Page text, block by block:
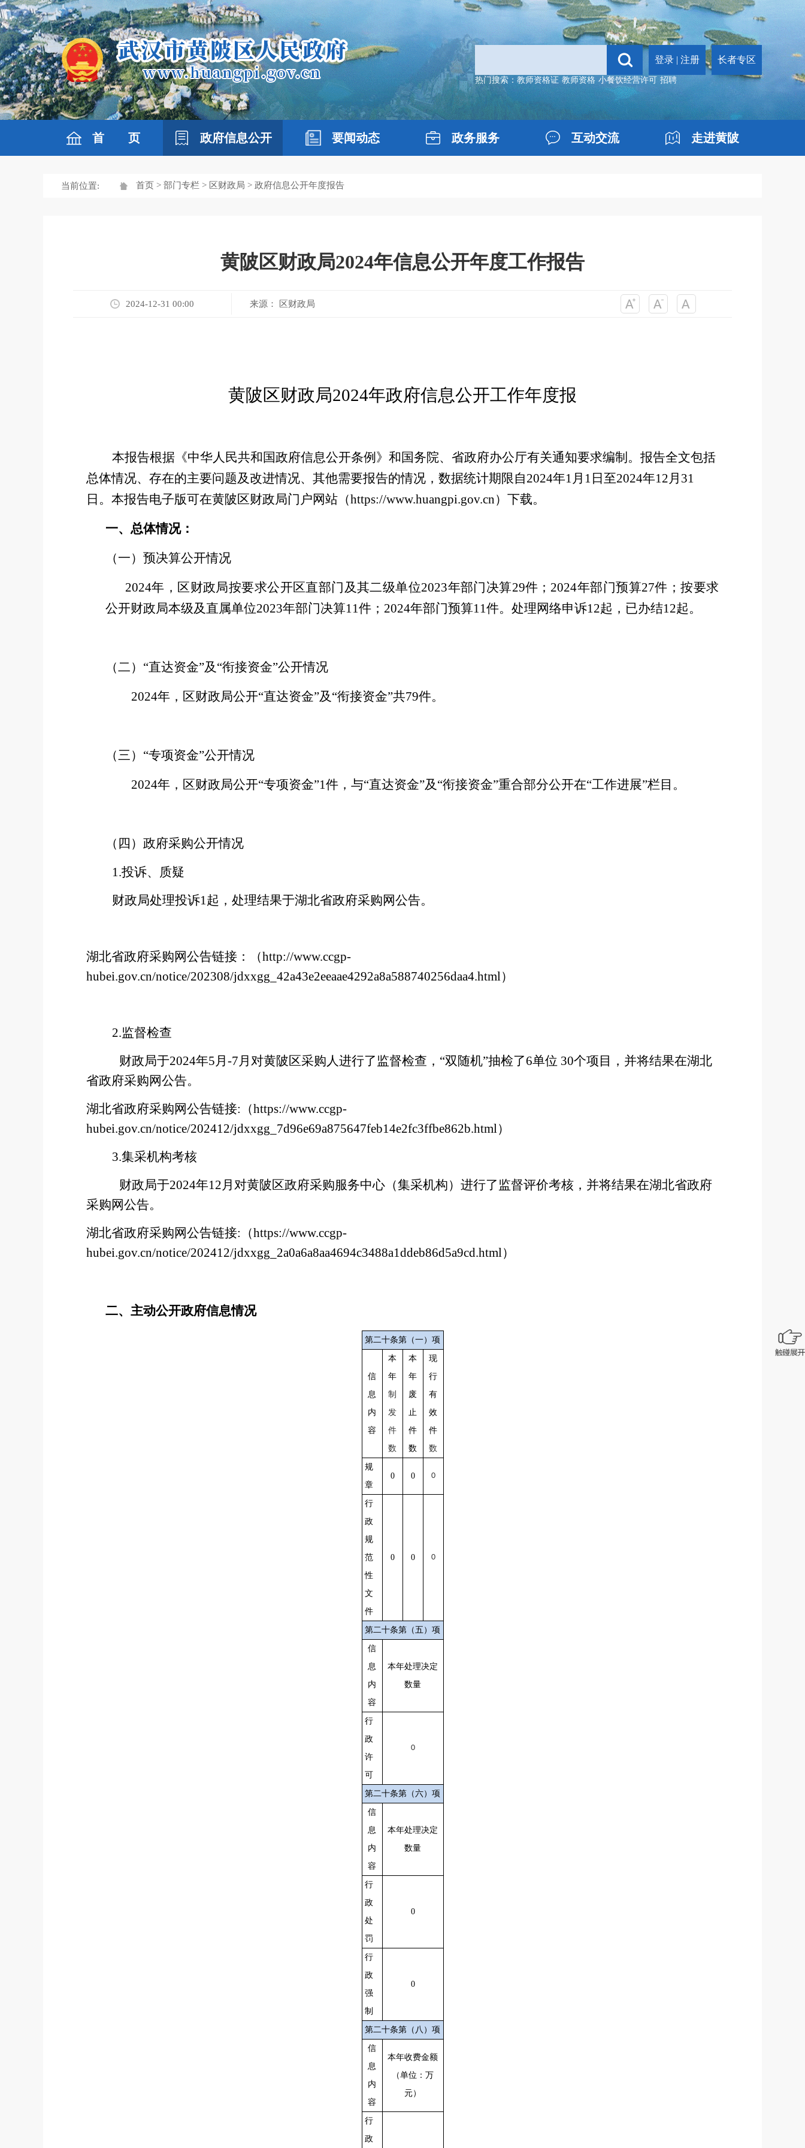
登录 | 注册 长者专区
热门搜索： 教师资格证 教师资格 小餐饮经营许可 招聘
首 页 政府信息公开 要闻动态 政务服务 互动交流 走进黄陂
当前位置: 首页 > 部门专栏 > 区财政局 > 政府信息公开年度报告
黄陂区财政局2024年信息公开年度工作报告
2024-12-31 00:00 来源： 区财政局
黄陂区财政局2024年政府信息公开工作年度报
本报告根据 《中华人民共和国政府信息公开条例》和国务院、省政府办公厅有关通知要求编制。报告全文包括
总体情况、存在的主要问题及改进情况、其他需要报告的情况，数据统计期限自2024年1月1日至2024年12月31
日。本报告电子版可在黄陂区财政局门户网站（https://www.huangpi.gov.cn）下载。
一、 总体情况：
（一） 预决算公开情况
2024年，区财政局按要求公开区直部门及其二级单位2023年部门决算29件； 2024年部门预算27件；按要求
公开财政局本级及直属单位2023年部门决算11件； 2024年部门预算11件。处理网络申诉12起，已办结12起。
（二） “直达资金”及“衔接资金”公开情况
2024年，区财政局公开“直达资金”及“衔接资金”共79件。
（三） “专项资金”公开情况
2024年，区财政局公开“专项资金”1件，与“直达资金”及“衔接资金”重合部分公开在“工作进展”栏目。
（四） 政府采购公开情况
1.投诉、质疑
财政局处理投诉1起，处理结果于湖北省政府采购网公告。
湖北省政府采购网公告链接： （http://www.ccgp-
hubei.gov.cn/notice/202308/jdxxgg_42a43e2eeaae4292a8a588740256daa4.html）
2.监督检查
财政局于2024年5月-7月对黄陂区采购人进行了监督检查，“双随机”抽检了6单位 30个项目，并将结果在湖北
省政府采购网公告。
湖北省政府采购网公告链接:（https://www.ccgp-
hubei.gov.cn/notice/202412/jdxxgg_7d96e69a875647feb14e2fc3ffbe862b.html）
3.集采机构考核
财政局于2024年12月对黄陂区政府采购服务中心（集采机构）进行了监督评价考核，并将结果在湖北省政府
采购网公告。
湖北省政府采购网公告链接:（https://www.ccgp-
hubei.gov.cn/notice/202412/jdxxgg_2a0a6a8aa4694c3488a1ddeb86d5a9cd.html）
二、主动公开政府信息情况
第二十条第（一）项
信
息
内
容
本
年
制
发
件
数
本
年
废
止
件
数
现
行
有
效
件
数
规
章
0 0 0
行
政
规
范
性
文
件
0 0 0
第二十条第（五）项
信
息
内
容
本年处理决定
数量
行
政
许
可
0
第二十条第（六）项
信
息
内
容
本年处理决定
数量
行
政
处
罚
0
行
政
强
制
0
第二十条第（八）项
信
息
内
容
本年收费金额
（单位：万
元）
行
政